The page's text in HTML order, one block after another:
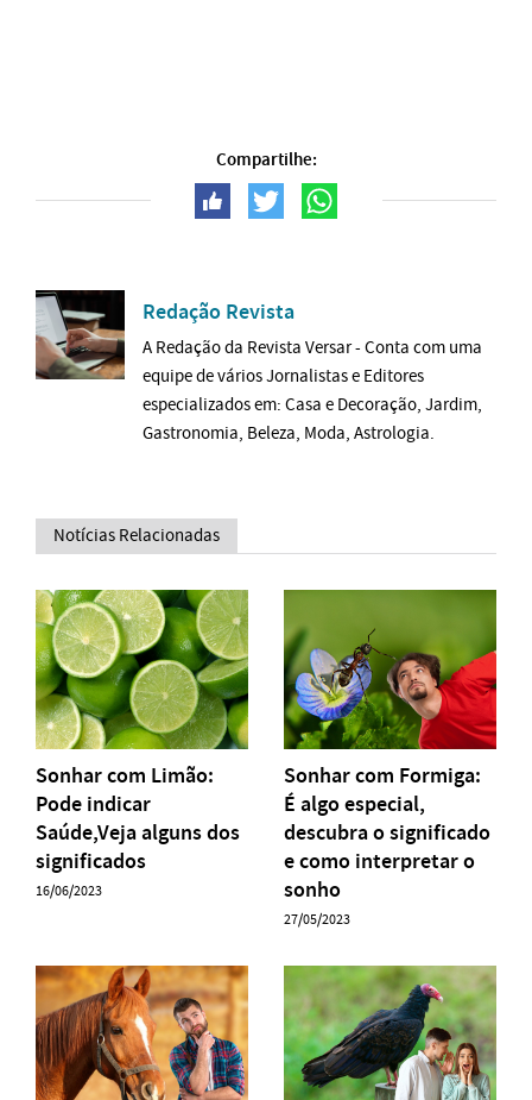
Compartilhe:
Redação Revista
A Redação da Revista Versar - Conta com uma
equipe de vários Jornalistas e Editores
especializados em: Casa e Decoração, Jardim,
Gastronomia, Beleza, Moda, Astrologia.
Notícias Relacionadas
Sonhar com Limão:
Pode indicar
Saúde,Veja alguns dos
significados
16/06/2023
Sonhar com Formiga:
É algo especial,
descubra o significado
e como interpretar o
sonho
27/05/2023